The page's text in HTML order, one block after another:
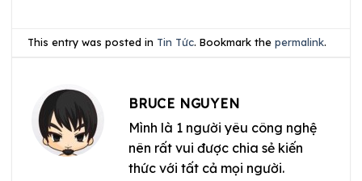
This entry was posted in Tin Tức. Bookmark thepermalink.
BRUCE NGUYEN
Mình là 1 người yêu công nghệ
nên rất vui được chia sẻ kiến
thức với tất cả mọi người.